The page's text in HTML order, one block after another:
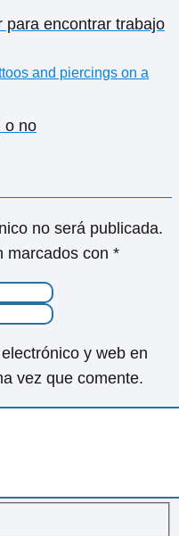
para encontrar trabajo
o no
no será publicada.
marcados con *
y web en
vez que comente.